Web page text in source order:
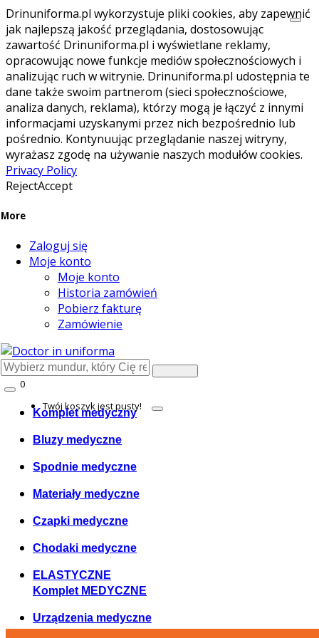
Drinuniforma.pl wykorzystuje pliki cookies, aby zapewnić
jak najlepszą jakość przeglądania, dostosowując
zawartość Drinuniforma.pl i wyświetlane reklamy,
opracowując nowe funkcje mediów społecznościowych i
analizując ruch w witrynie. Drinuniforma.pl udostępnia te
dane także swoim partnerom (sieci społecznościowe,
analiza danych, reklama), którzy mogą je łączyć z innymi
informacjami uzyskanymi przez nich bezpośrednio lub
pośrednio. Kontynuując przeglądanie naszej witryny,
wyrażasz zgodę na używanie naszych modułów cookies.
Privacy Policy
RejectAccept
More
Zaloguj się
Moje konto
Moje konto
Historia zamówień
Pobierz fakturę
Zamówienie
Komplet medyczny
Bluzy medyczne
Spodnie medyczne
Materiały medyczne
Czapki medyczne
Chodaki medyczne
ELASTYCZNE
Komplet MEDYCZNE
Urządzenia medyczne
0
Twój koszyk jest pusty!